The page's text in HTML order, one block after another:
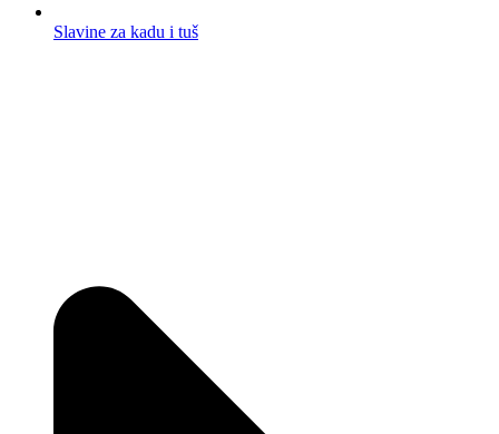
Slavine za kadu i tuš